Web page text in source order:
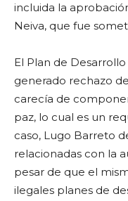
incluida la
Neiva, que fue
El Plan de
generado rechazo
carecía de
paz, lo cual es un
caso, Lugo Barreto
relacionadas con la
pesar de que el
ilegales planes de